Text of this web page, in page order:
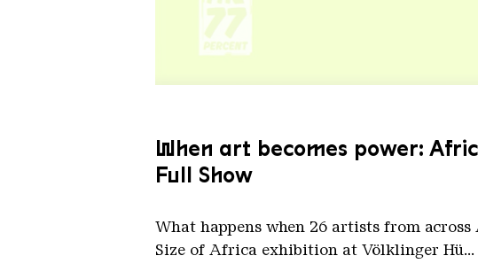
When art becomes power:
Full Show
What happens when 26 artists from
Size of Africa exhibition at Völklinger Hü...